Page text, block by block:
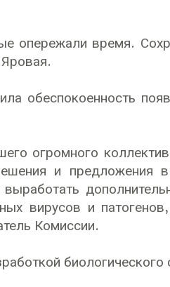
опережали время.
обеспокоенность
огромного
и предложения
вирусов и
Комиссии.
биологического